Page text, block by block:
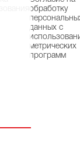
обработку
данных с
метрических
программ